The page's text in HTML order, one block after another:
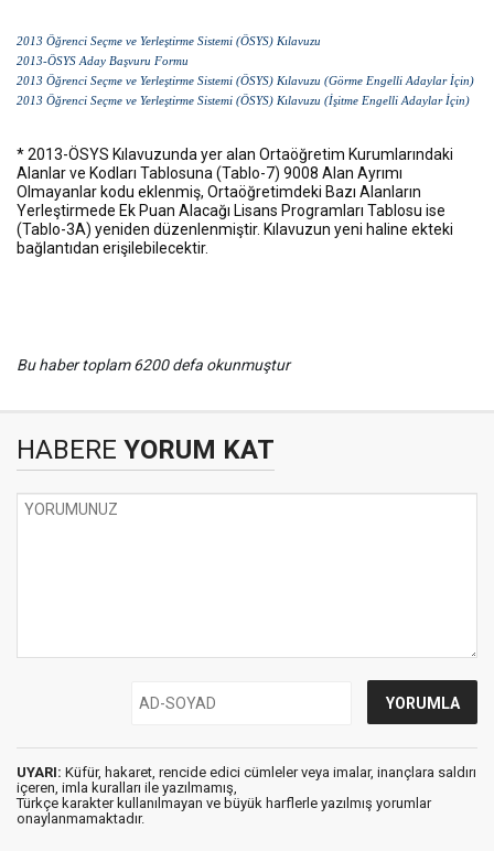
2013 Öğrenci Seçme ve Yerleştirme Sistemi (ÖSYS) Kılavuzu
2013-ÖSYS Aday Başvuru Formu
2013 Öğrenci Seçme ve Yerleştirme Sistemi (ÖSYS) Kılavuzu (Görme Engelli Adaylar İçin)
2013 Öğrenci Seçme ve Yerleştirme Sistemi (ÖSYS) Kılavuzu (İşitme Engelli Adaylar İçin)
* 2013-ÖSYS Kılavuzunda yer alan Ortaöğretim Kurumlarındaki
Alanlar ve Kodları Tablosuna (Tablo-7) 9008 Alan Ayrımı
Olmayanlar kodu eklenmiş, Ortaöğretimdeki Bazı Alanların
Yerleştirmede Ek Puan Alacağı Lisans Programları Tablosu ise
(Tablo-3A) yeniden düzenlenmiştir. Kılavuzun yeni haline ekteki
bağlantıdan erişilebilecektir.
Bu haber toplam 6200 defa okunmuştur
HABERE YORUM KAT
UYARI: Küfür, hakaret, rencide edici cümleler veya imalar, inançlara saldırı
içeren, imla kuralları ile yazılmamış,
Türkçe karakter kullanılmayan ve büyük harflerle yazılmış yorumlar
onaylanmamaktadır.